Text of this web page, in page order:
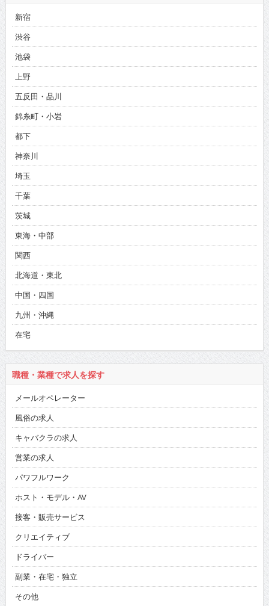
新宿
渋谷
池袋
上野
五反田・品川
錦糸町・小岩
都下
神奈川
埼玉
千葉
茨城
東海・中部
関西
北海道・東北
中国・四国
九州・沖縄
在宅
職種・業種で求人を探す
メールオペレーター
風俗の求人
キャバクラの求人
営業の求人
パワフルワーク
ホスト・モデル・AV
接客・販売サービス
クリエイティブ
ドライバー
副業・在宅・独立
その他